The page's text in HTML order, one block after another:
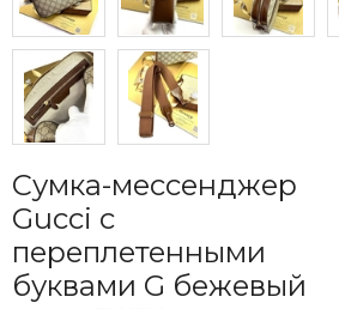
Сумка-мессенджер
Gucci с
переплетенными
буквами G бежевый